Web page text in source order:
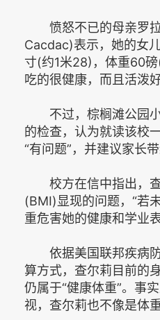
愤怒不已的母亲罗拉
Cacdac)表示，她的女
寸(约1米28)，体重60
吃的很健康，而且活泼好
不过，棕榈滩公园小
的检查，认为就读该校
“有问题”，并建议家长
校方在信中指出，查
(BMI)显现的问题，“若
重危害她的健康和学业表
依据美国联邦疾病防
算方式，查尔莉目前的
仍属于“健康体重”。事
视，查尔莉也不像是体